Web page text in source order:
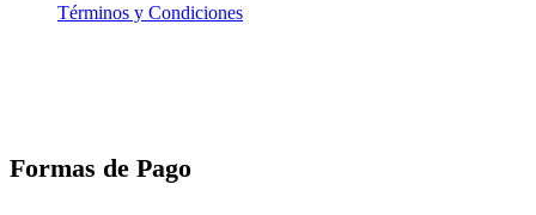
Términos y Condiciones
Formas de Pago